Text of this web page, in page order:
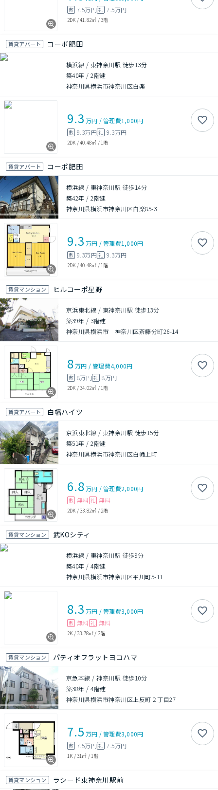
敷 7.5万円礼 7.5万円
2DK /41.82㎡ /3階
賃貸アパート コーポ肥田
横浜線 / 東神奈川駅 徒歩13分
築40年 /2階建
神奈川県横浜市神奈川区白楽
9.3 万円 /管理費1,000円
敷 9.3万円礼 9.3万円
2DK /40.48㎡ / 1階
賃貸アパート コーポ肥田
横浜線 / 東神奈川駅 徒歩14分
築42年 /2階建
神奈川県横浜市神奈川区白楽85-3
9.3 万円 /管理費1,000円
敷 9.3万円礼 9.3万円
2DK /40.48㎡ / 1階
賃貸マンション ヒルコーポ星野
京浜東北線 / 東神奈川駅 徒歩13分
築39年 / 3階建
神奈川県横浜市 神奈川区斎藤分町26-14
8万円 /管理費4,000円
敷 8万円礼 8万円
2DK /34.02㎡ / 1階
賃貸アパート 白幡ハイツ
京浜東北線 / 東神奈川駅 徒歩15分
築51年 /2階建
神奈川県横浜市神奈川区白幡上町
6.8万円 /管理費2,000円
敷 無料 礼 無料
2DK /33.82㎡ / 2階
賃貸マンション 武KOシティ
横浜線 / 東神奈川駅 徒歩9分
築40年 /4階建
神奈川県横浜市神奈川区平川町5-11
8.3 万円 /管理費3,000円
敷 無料 礼 無料
2K /33.78㎡ / 2階
賃貸マンション パティオフラットヨコハマ
京急本線 / 神奈川駅 徒歩10分
築38年 /4階建
神奈川県横浜市神奈川区上反町２丁目27
7.5 万円 /管理費3,000円
敷 7.5万円礼 7.5万円
1K /31㎡ / 1階
賃貸マンション ラシード東神奈川駅前